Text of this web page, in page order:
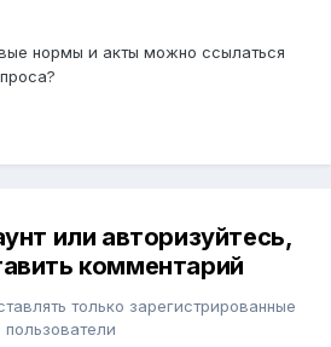
нормы и акты можно ссылаться
или авторизуйтесь,
комментарий
только зарегистрированные
пользователи